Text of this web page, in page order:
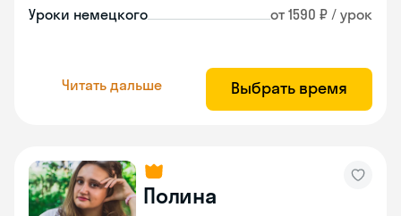
Уроки немецкого от 1590 ₽ / урок
Читать дальше Выбрать время
Полина